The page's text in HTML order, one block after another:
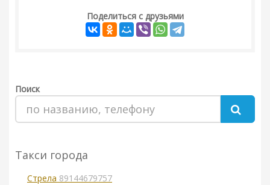
Поделиться с друзьями
Поиск
Такси города
Стрела 89144679757